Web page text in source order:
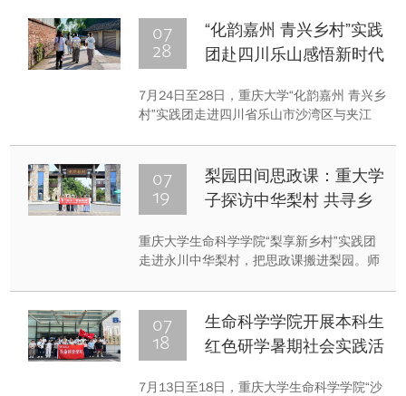
07
28
“化韵嘉州 青兴乡村”实践
团赴四川乐山感悟新时代
7月24日至28日，重庆大学“化韵嘉州 青兴乡
村”实践团走进四川省乐山市沙湾区与夹江
一线、非遗工坊、生态茶园和乡村课堂，开
展“大思政课”实践教学。
07
19
梨园田间思政课：重大学
子探访中华梨村 共寻乡
重庆大学生命科学学院“梨享新乡村”实践团
走进永川中华梨村，把思政课搬进梨园。师
生物专业优势开出“农技处方”，把论文写在
田野上，以青春实干赋能乡村振兴。
07
18
生命科学学院开展本科生
红色研学暑期社会实践活
7月13日至18日，重庆大学生命科学学院“沙